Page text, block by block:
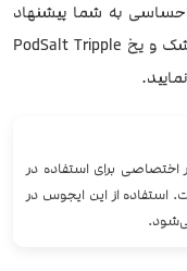
به شما پیشنهاد
می‌کنیم که جویس سالت طعم پادسالت تمشک و یخ PodSalt Tripple
برای استفاده در
از این ایجوس در